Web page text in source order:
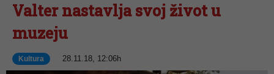
Valter nastavlja svoj život u
muzeju
Kultura 28.11.18, 12:06h